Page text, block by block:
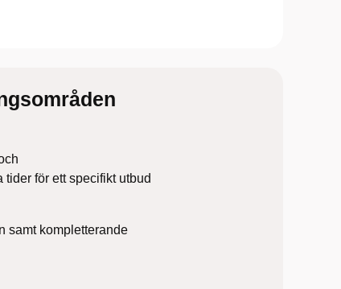
för ett specifikt utbud
samt kompletterande